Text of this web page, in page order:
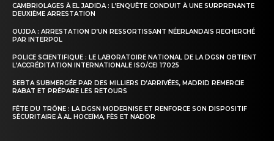
CAMBRIOLAGES À EL JADIDA : L’ENQUÊTE CONDUIT À UNE SURPRENANTE
DEUXIÈME ARRESTATION
OUJDA : ARRESTATION D’UN RESSORTISSANT NÉERLANDAIS RECHERCHÉ
PAR INTERPOL
POLICE SCIENTIFIQUE : LE LABORATOIRE NATIONAL DE LA DGSN OBTIENT
L’ACCRÉDITATION INTERNATIONALE ISO/CEI 17025
SEBTA SUBMERGÉE PAR DES MILLIERS D’ARRIVÉES, MADRID REMERCIE
RABAT ET PRÉPARE LES RETOURS
FÊTE DU TRÔNE : LA DGSN MODERNISE ET RENFORCE SON DISPOSITIF
SÉCURITAIRE À AL HOCEÏMA, FÈS ET NADOR